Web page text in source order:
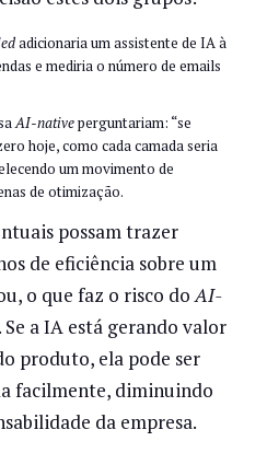
adicionaria um assistente de IA à
e mediria o número de emails
AI-nativeperguntariam: “se
hoje, como cada camada seria
um movimento de
de otimização.
possam trazer
de eficiência sobre um
o que faz o risco doAI-
a IA está gerando valor
produto, ela pode ser
facilmente, diminuindo
da empresa.